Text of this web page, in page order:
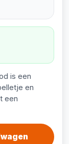
is een
en
een